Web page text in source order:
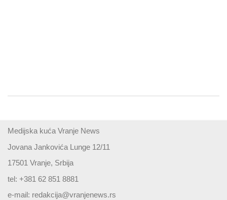
Medijska kuća Vranje News
Jovana Jankovića Lunge 12/11
17501 Vranje, Srbija
tel: +381 62 851 8881
e-mail: redakcija@vranjenews.rs